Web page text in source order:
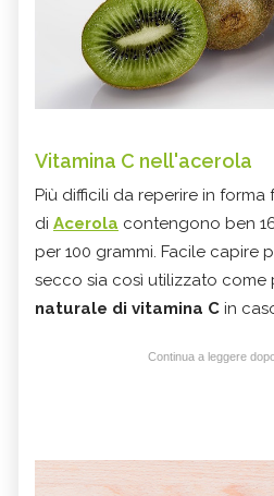
Vitamina C nell'acerola
Più difficili da reperire in forma
di Acerola contengono ben
per 100 grammi. Facile capire
secco sia così utilizzato come
naturale di vitamina C in
Continua a leggere